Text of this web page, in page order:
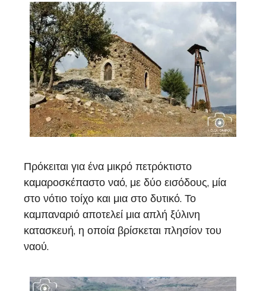
Πρόκειται για ένα μικρό πετρόκτιστο
καμαροσκέπαστο ναό, με δύο εισόδους, μία
στο νότιο τοίχο και μια στο δυτικό. Το
καμπαναριό αποτελεί μια απλή ξύλινη
κατασκευή, η οποία βρίσκεται πλησίον του
ναού.